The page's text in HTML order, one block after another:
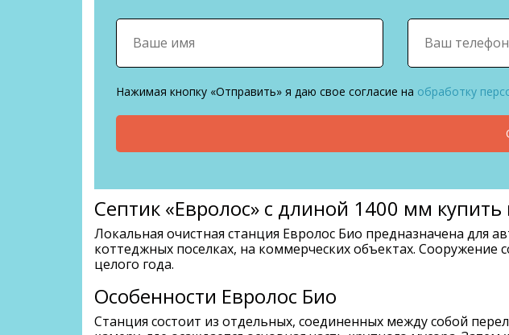
Нажимая кнопку «Отправить» я даю свое согласие на обработку
Септик «Евролос» с длиной 1400 мм
Локальная очистная станция Евролос Био предназначена для
коттеджных поселках, на коммерческих объектах. Сооружение
целого года.
Особенности Евролос Био
Станция состоит из отдельных, соединенных между собой